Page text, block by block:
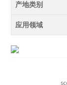
产地类别
应用领域